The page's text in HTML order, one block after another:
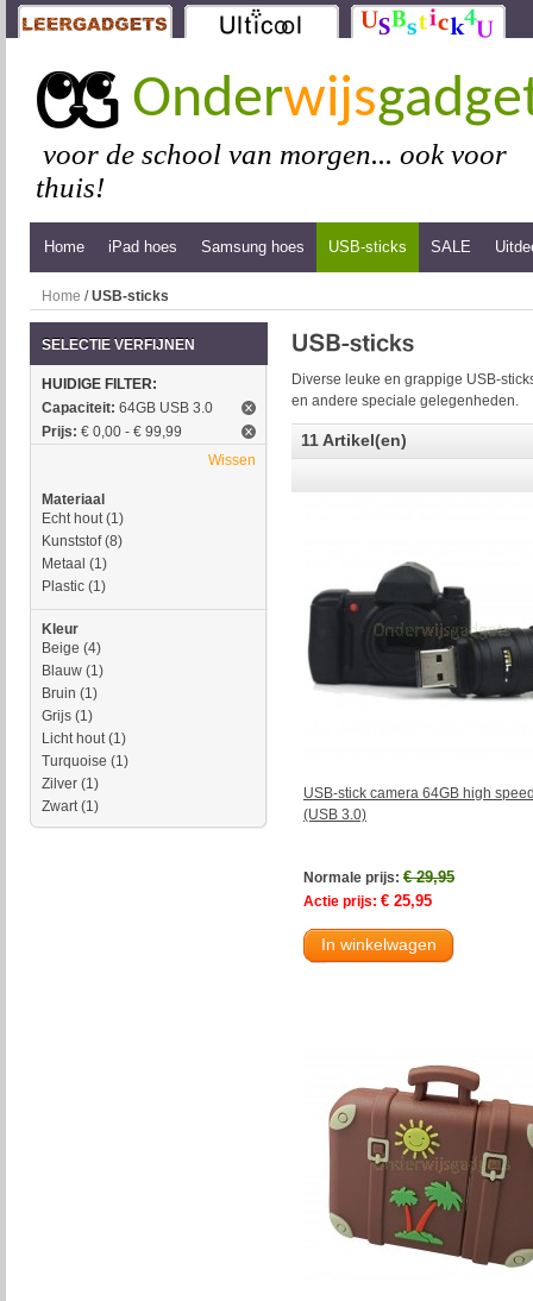
Onderwijs
voor de school van morgen... ook voor
thuis!
Home iPad hoes Samsung hoes USB-sticks SALE
Home /USB-sticks
Diverse leuke en grappige USB-
en andere speciale gelegenheden.
11 Artikel(en)
USB-stick camera 64GB high
(USB 3.0)
Normale prijs: € 29,95
Actie prijs: € 25,95
In winkelwagen
SELECTIE VERFIJNEN
HUIDIGE FILTER:
Capaciteit: 64GB USB 3.0
Prijs: € 0,00 - € 99,99
Wissen
Materiaal
Echt hout(1)
Kunststof(8)
Metaal (1)
Plastic (1)
Kleur
Beige (4)
Blauw (1)
Bruin (1)
Grijs (1)
Licht hout(1)
Turquoise (1)
Zilver (1)
Zwart(1)